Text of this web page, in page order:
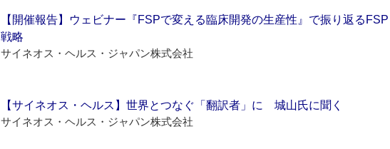
【開催報告】ウェビナー『FSPで変える臨床開発の生産性』で振り返るFSP
戦略
サイネオス・ヘルス・ジャパン株式会社
【サイネオス・ヘルス】世界とつなぐ「翻訳者」に 城山氏に聞く
サイネオス・ヘルス・ジャパン株式会社